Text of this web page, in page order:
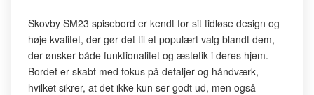
Skovby SM23 spisebord er kendt for sit tidløse design og
høje kvalitet, der gør det til et populært valg blandt dem,
der ønsker både funktionalitet og æstetik i deres hjem.
Bordet er skabt med fokus på detaljer og håndværk,
hvilket sikrer, at det ikke kun ser godt ud, men også